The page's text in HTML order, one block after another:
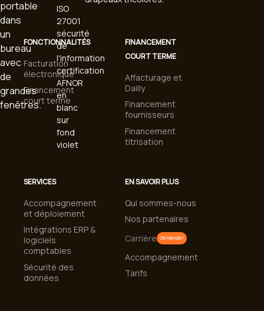
FONCTIONNALITÉS
Facturation
électronique
Financement
court terme
SERVICES
Accompagnement
et déploiement
Intégrations ERP &
logiciels
comptables
Sécurité des
données
FINANCEMENT
COURT TERME
Affacturage et
Dailly
Financement
fournisseurs
Financement
titrisation
EN SAVOIR PLUS
Qui sommes-nous
Nos partenaires
Carrière On recrute !
Accompagnement
Tarifs